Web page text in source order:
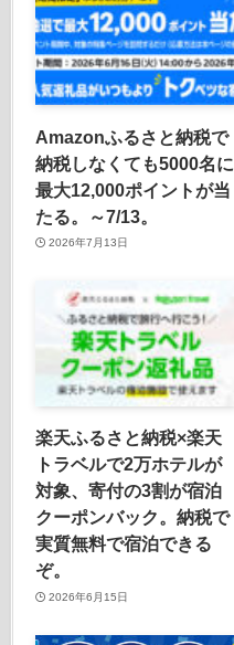
Amazonふるさと納税で
納税しなくても5000名に
最大12,000ポイントが当
たる。～7/13。
2026年7月13日
楽天ふるさと納税×楽天
トラベルで2万ホテルが
対象、寄付の3割が宿泊
クーポンバック。納税で
実質無料で宿泊できる
ぞ。
2026年6月15日